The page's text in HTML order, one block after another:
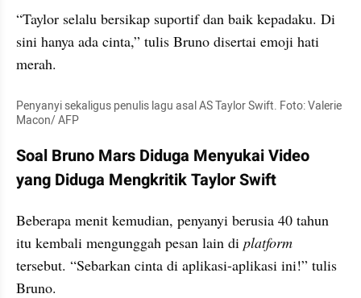
“Taylor selalu bersikap suportif dan baik kepadaku. Di
sini hanya ada cinta,” tulis Bruno disertai emoji hati
merah.
Penyanyi sekaligus penulis lagu asal AS Taylor Swift. Foto: Valerie
Macon/ AFP
Soal Bruno Mars Diduga Menyukai Video
yang Diduga Mengkritik Taylor Swift
Beberapa menit kemudian, penyanyi berusia 40 tahun
itu kembali mengunggah pesan lain di platform
tersebut. “Sebarkan cinta di aplikasi-aplikasi ini!” tulis
Bruno.